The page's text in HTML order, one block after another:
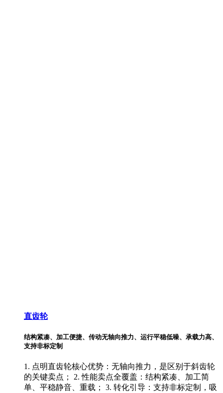
直齿轮
结构紧凑、加工便捷、传动无轴向推力、运行平稳低噪、承载力高、
支持非标定制
1. 点明直齿轮核心优势：无轴向推力，是区别于斜齿轮
的关键卖点； 2. 性能卖点全覆盖：结构紧凑、加工简
单、平稳静音、重载； 3. 转化引导：支持非标定制，吸